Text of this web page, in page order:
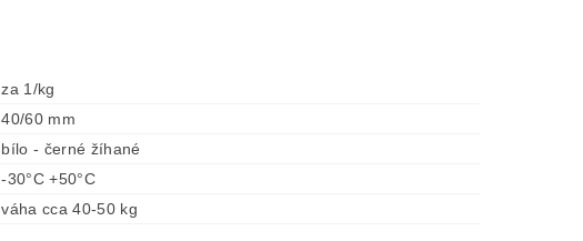
za 1/kg
40/60 mm
bílo - černé žíhané
-30°C +50°C
váha cca 40-50 kg